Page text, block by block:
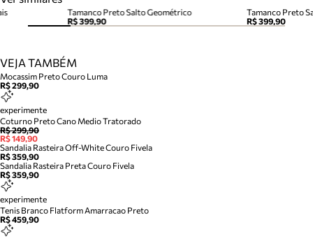
Tamanco Preto Salto Geométrico
R$ 399,90
Tamanco Preto
R$ 399,90
VEJA TAMBÉM
Mocassim Preto Couro Luma
R$ 299,90
experimente
Coturno Preto Cano Medio Tratorado
R$ 299,90
R$ 149,90
Sandalia Rasteira Off-White Couro Fivela
R$ 359,90
Sandalia Rasteira Preta Couro Fivela
R$ 359,90
experimente
Tenis Branco Flatform Amarracao Preto
R$ 459,90